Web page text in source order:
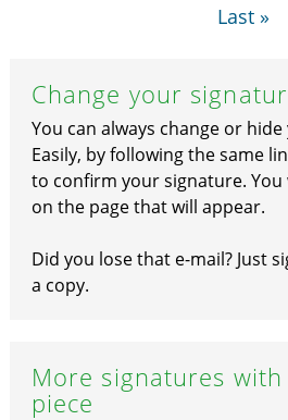
Last »
Change your
You can always change or
Easily, by following the same
to confirm your signature.
on the page that will appear.
Did you lose that e-mail? Just
a copy.
More signatures
piece